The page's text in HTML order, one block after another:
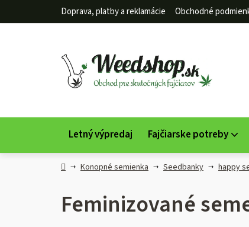
Doprava, platby a reklamácie Obchodné
Letný výpredaj Fajčiarske potreby
DomovKonopné semienka Seedbanky happy
Feminizované